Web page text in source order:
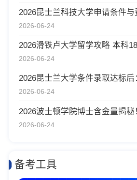
2026-06-24
2026-06-24
2026-06-24
2026-06-24
备考工具